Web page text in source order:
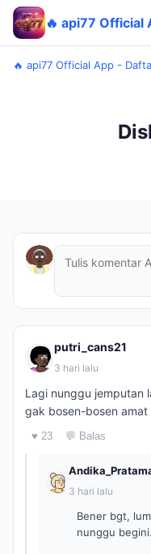
🔥 api77 Official App -
putri_cans21
3 hari lalu
Lagi nunggu jemputan
gak bosen-bosen amat
♥ 23 💬 Balas
3 hari lalu
Bener bgt,
nunggu begini.